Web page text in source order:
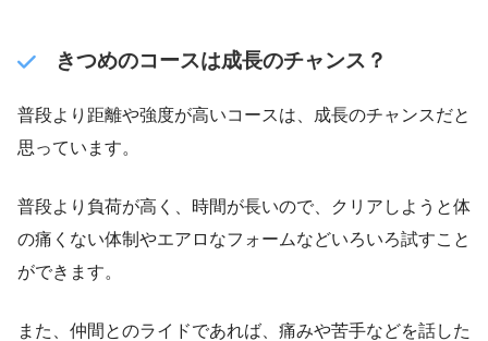
きつめのコースは成長のチャンス？
普段より距離や強度が高いコースは、成長のチャンスだと
思っています。
普段より負荷が高く、時間が長いので、クリアしようと体
の痛くない体制やエアロなフォームなどいろいろ試すこと
ができます。
また、仲間とのライドであれば、痛みや苦手などを話した